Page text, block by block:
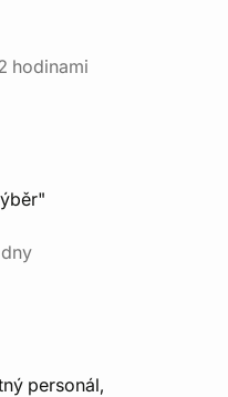
hodinami
personál,